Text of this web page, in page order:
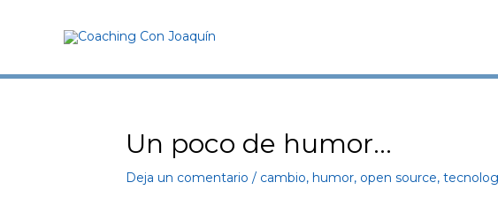
Un poco de humor…
Deja un comentario / cambio, humor, open source,
Navegación
entradas